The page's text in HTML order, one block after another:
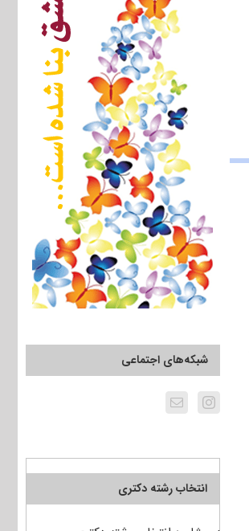
شبکه‌های اجتماعی
انتخاب رشته دکتری